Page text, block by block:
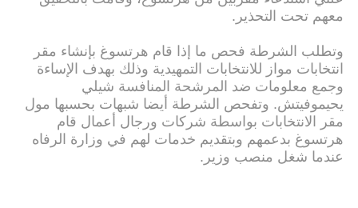
معهم تحت التحذير.
وتطلب الشرطة فحص ما إذا قام هرتسوغ بإنشاء مقر
انتخابات مواز للانتخابات التمهيدية وذلك بهدف الإساءة
وجمع معلومات ضد المرشحة المنافسة شيلي
يحيموفيتش. وتفحص الشرطة أيضا شبهات بحسبها مول
مقر الانتخابات بواسطة شركات ورجال أعمال قام
هرتسوغ بدعمهم وبتقديم خدمات لهم في وزارة الرفاه
عندما شغل منصب وزير.